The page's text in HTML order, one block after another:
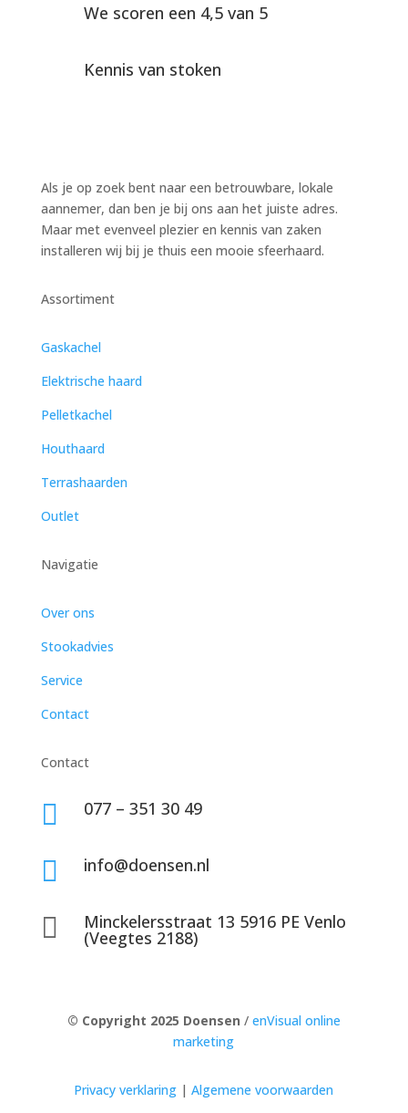
We scoren een 4,5 van 5
Kennis van stoken
Als je op zoek bent naar een betrouwbare, lokale
aannemer, dan ben je bij ons aan het juiste adres.
Maar met evenveel plezier en kennis van zaken
installeren wij bij je thuis een mooie sfeerhaard.
Assortiment
Gaskachel
Elektrische haard
Pelletkachel
Houthaard
Terrashaarden
Outlet
Navigatie
Over ons
Stookadvies
Service
Contact
Contact
 077 – 351 30 49
 info@doensen.nl
 Minckelersstraat 13 5916 PE Venlo
(Veegtes 2188)
© Copyright 2025 Doensen / enVisual online
marketing
Privacy verklaring |Algemene voorwaarden